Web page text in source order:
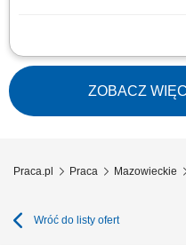
obsługa klientów przy stoisku z
informacji o asortymencie;
produktów mięsnych,
produktów i terminów
poprzez...
ZOBACZ
Praca.pl Praca Mazowieckie
Wróć do listy ofert